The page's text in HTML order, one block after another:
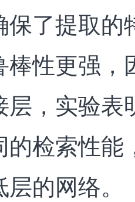
了提取的
棒性更强
层，实验
检索性能
的网络。